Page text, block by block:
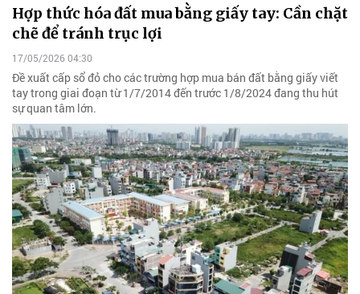
Hợp thức hóa đất mua bằng giấy tay: Cần chặt
chẽ để tránh trục lợi
17/05/2026 04:30
Đề xuất cấp sổ đỏ cho các trường hợp mua bán đất bằng giấy viết
tay trong giai đoạn từ 1/7/2014 đến trước 1/8/2024 đang thu hút
sự quan tâm lớn.